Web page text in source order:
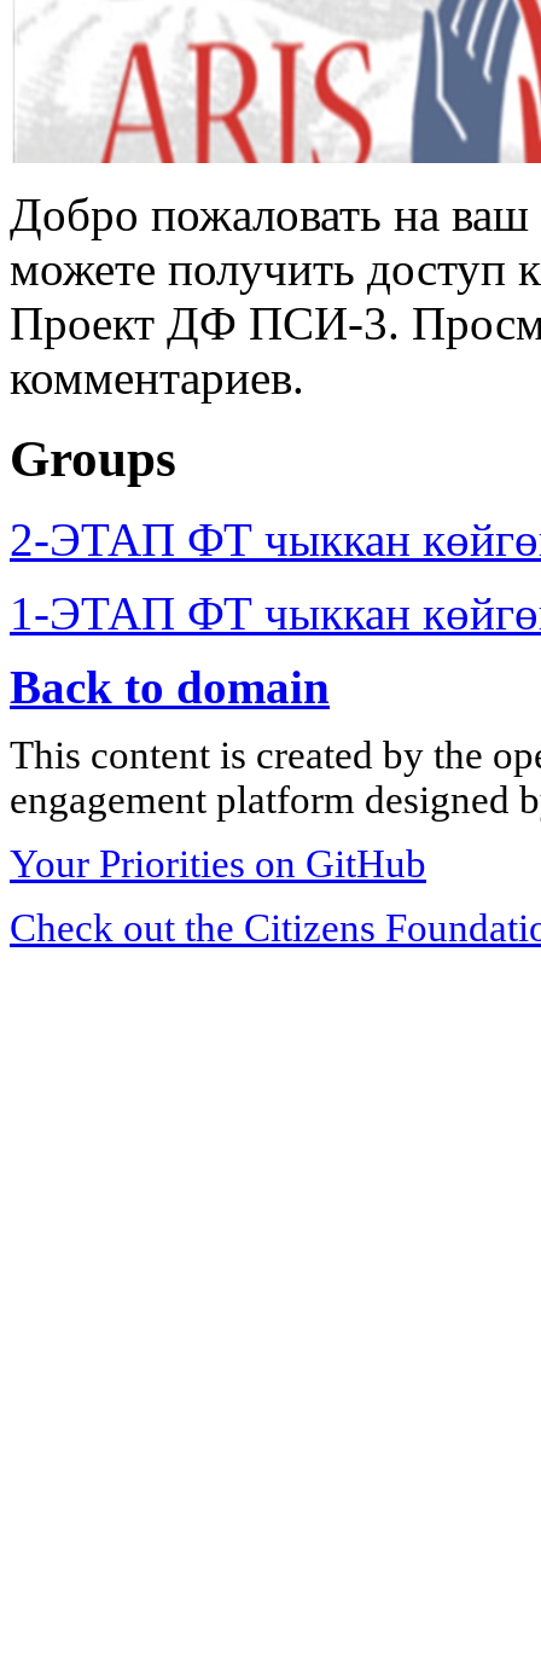
Добро пожаловать на
можете получить доступ
Проект ДФ ПСИ-3.
комментариев.
Groups
2-ЭТАП ФТ чыккан
1-ЭТАП ФТ чыккан
Back to domain
This content is created by the
engagement platform designed
Your Priorities on GitHub
Check out the Citizens